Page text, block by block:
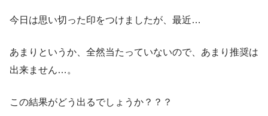
今日は思い切った印をつけましたが、最近…
あまりというか、全然当たっていないので、あまり推奨は
出来ません…。
この結果がどう出るでしょうか？？？